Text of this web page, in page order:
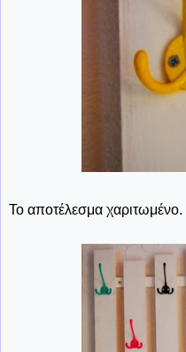
Το αποτέλεσμα χαριτωμένο.